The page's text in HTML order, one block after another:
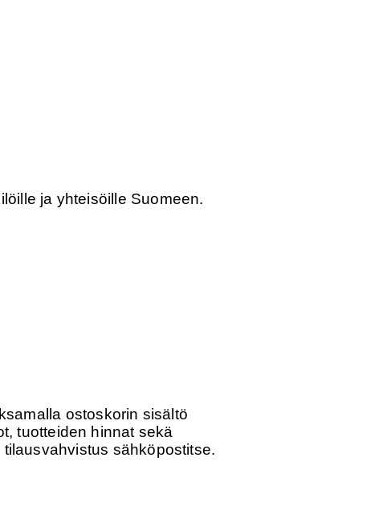
ja yhteisöille Suomeen.
ostoskorin sisältö
tuotteiden hinnat sekä
sähköpostitse.